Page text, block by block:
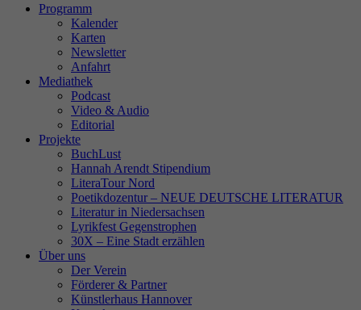
Programm
Kalender
Karten
Newsletter
Anfahrt
Mediathek
Podcast
Video & Audio
Editorial
Projekte
BuchLust
Hannah Arendt Stipendium
LiteraTour Nord
Poetikdozentur – NEUE DEUTSCHE LITERATUR
Literatur in Niedersachsen
Lyrikfest Gegenstrophen
30X – Eine Stadt erzählen
Über uns
Der Verein
Förderer & Partner
Künstlerhaus Hannover